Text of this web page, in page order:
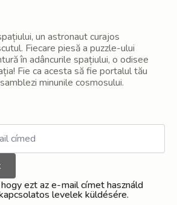
un astronaut curajos
Fiecare piesă a puzzle-ului
în adâncurile spațiului, o odisee
Fie ca acesta să fie portalul tău
minunile cosmosului.
ezt az e-mail címet használd
levelek küldésére.